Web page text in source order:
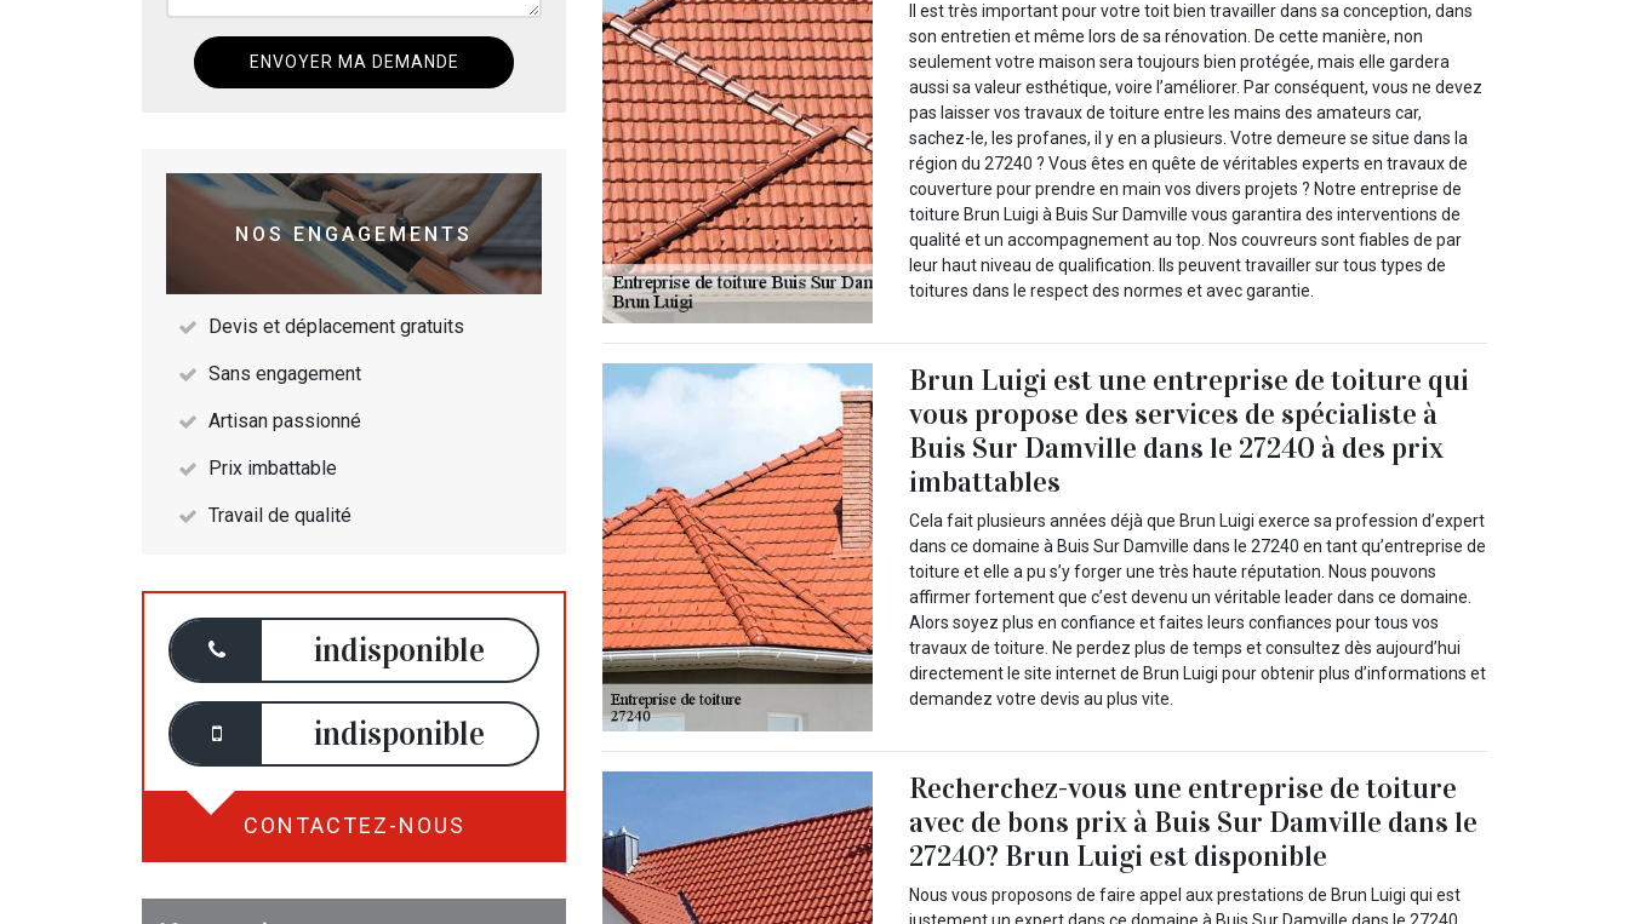
NOS ENGAGEMENTS
Devis et déplacement gratuits
Sans engagement
Artisan passionné
Prix imbattable
Travail de qualité
indisponible
indisponible
CONTACTEZ-NOUS
Il est très important pour votre toit bien travailler dans sa conception, dans
son entretien et même lors de sa rénovation. De cette manière, non
seulement votre maison sera toujours bien protégée, mais elle gardera
aussi sa valeur esthétique, voire l’améliorer. Par conséquent, vous ne devez
pas laisser vos travaux de toiture entre les mains des amateurs car,
sachez-le, les profanes, il y en a plusieurs. Votre demeure se situe dans la
région du 27240 ? Vous êtes en quête de véritables experts en travaux de
couverture pour prendre en main vos divers projets ? Notre entreprise de
toiture Brun Luigi à Buis Sur Damville vous garantira des interventions de
qualité et un accompagnement au top. Nos couvreurs sont fiables de par
leur haut niveau de qualification. Ils peuvent travailler sur tous types de
toitures dans le respect des normes et avec garantie.
Brun Luigi est une entreprise de toiture qui
vous propose des services de spécialiste à
Buis Sur Damville dans le 27240 à des prix
imbattables
Cela fait plusieurs années déjà que Brun Luigi exerce sa profession d’expert
dans ce domaine à Buis Sur Damville dans le 27240 en tant qu’entreprise de
toiture et elle a pu s’y forger une très haute réputation. Nous pouvons
affirmer fortement que c’est devenu un véritable leader dans ce domaine.
Alors soyez plus en confiance et faites leurs confiances pour tous vos
travaux de toiture. Ne perdez plus de temps et consultez dès aujourd’hui
directement le site internet de Brun Luigi pour obtenir plus d’informations et
demandez votre devis au plus vite.
Recherchez-vous une entreprise de toiture
avec de bons prix à Buis Sur Damville dans le
27240? Brun Luigi est disponible
Nous vous proposons de faire appel aux prestations de Brun Luigi qui est